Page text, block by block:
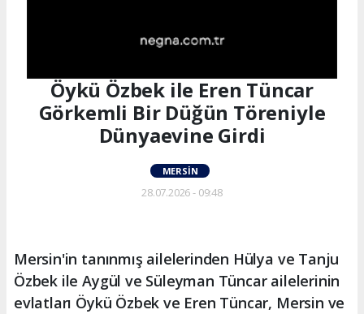
Öykü Özbek ile Eren Tüncar
Görkemli Bir Düğün Töreniyle
Dünyaevine Girdi
MERSIN
28.07.2026 - 09:48
Mersin'in tanınmış ailelerinden Hülya ve Tanju
Özbek ile Aygül ve Süleyman Tüncar ailelerinin
evlatları Öykü Özbek ve Eren Tüncar, Mersin ve